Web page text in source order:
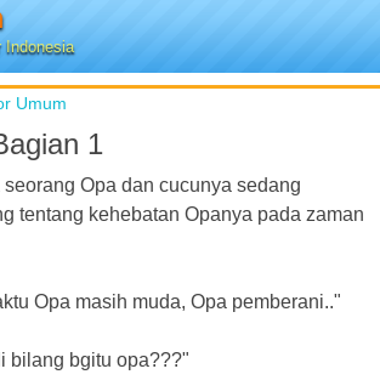
Indonesia
Umum
1
Opa dan cucunya sedang
tentang kehebatan Opanya pada zaman
Opa masih muda, Opa pemberani.."
bilang bgitu opa???"